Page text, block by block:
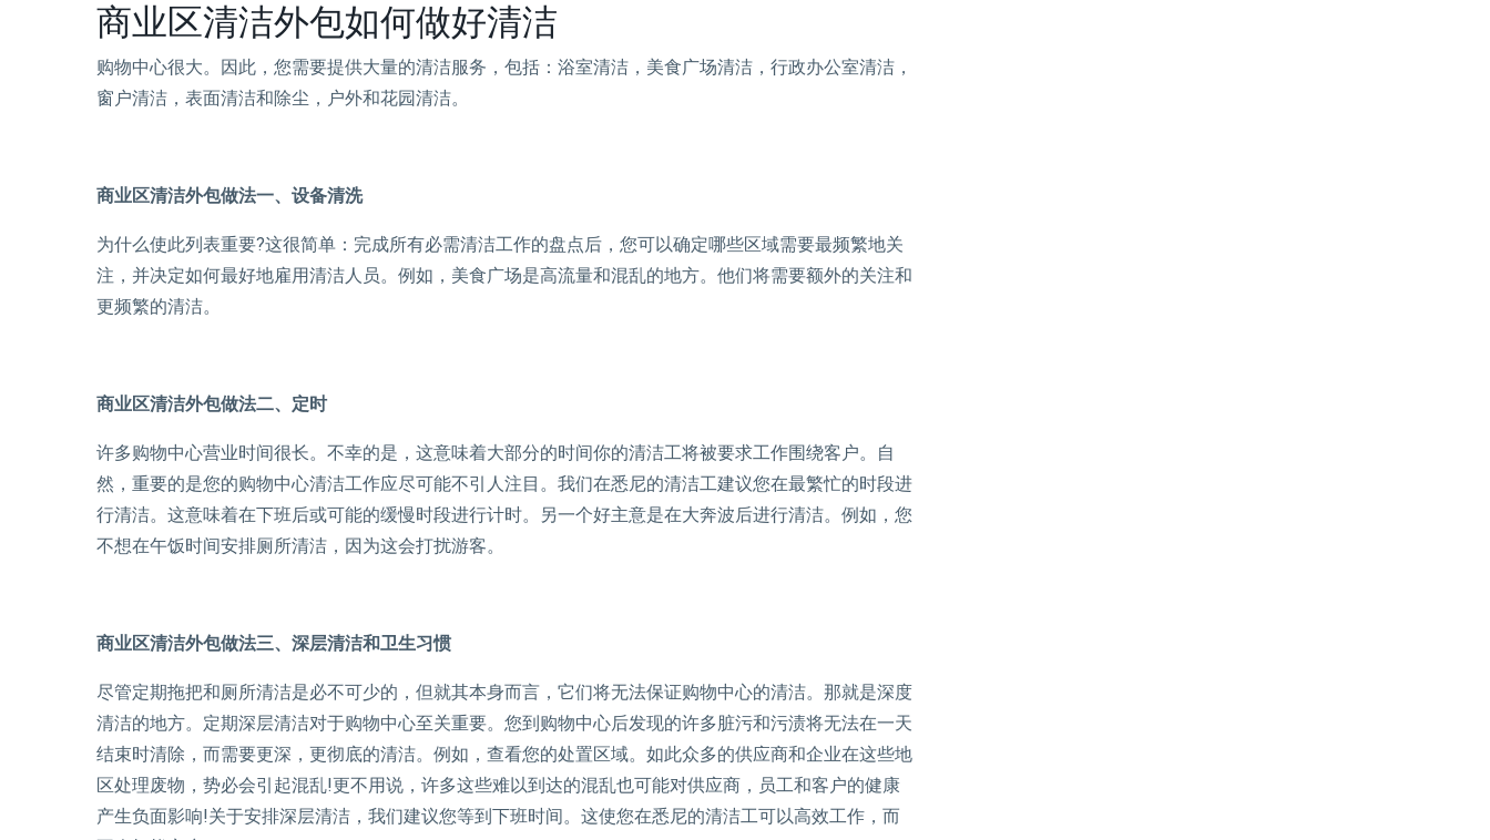
商业区清洁外包如何做好清洁
购物中心很大。因此，您需要提供大量的清洁服务，包括：浴室清洁，美食广场清洁，行政办公室清洁，
窗户清洁，表面清洁和除尘，户外和花园清洁。
商业区清洁外包做法一、设备清洗
为什么使此列表重要?这很简单：完成所有必需清洁工作的盘点后，您可以确定哪些区域需要最频繁地关
注，并决定如何最好地雇用清洁人员。例如，美食广场是高流量和混乱的地方。他们将需要额外的关注和
更频繁的清洁。
商业区清洁外包做法二、定时
许多购物中心营业时间很长。不幸的是，这意味着大部分的时间你的清洁工将被要求工作围绕客户。自
然，重要的是您的购物中心清洁工作应尽可能不引人注目。我们在悉尼的清洁工建议您在最繁忙的时段进
行清洁。这意味着在下班后或可能的缓慢时段进行计时。另一个好主意是在大奔波后进行清洁。例如，您
不想在午饭时间安排厕所清洁，因为这会打扰游客。
商业区清洁外包做法三、深层清洁和卫生习惯
尽管定期拖把和厕所清洁是必不可少的，但就其本身而言，它们将无法保证购物中心的清洁。那就是深度
清洁的地方。定期深层清洁对于购物中心至关重要。您到购物中心后发现的许多脏污和污渍将无法在一天
结束时清除，而需要更深，更彻底的清洁。例如，查看您的处置区域。如此众多的供应商和企业在这些地
区处理废物，势必会引起混乱!更不用说，许多这些难以到达的混乱也可能对供应商，员工和客户的健康
产生负面影响!关于安排深层清洁，我们建议您等到下班时间。这使您在悉尼的清洁工可以高效工作，而